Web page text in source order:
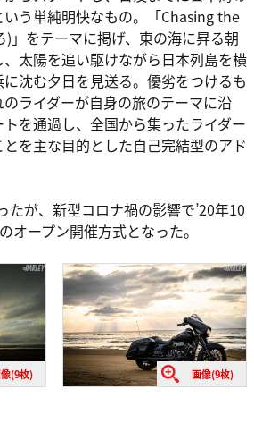
う単純明快なもの。「Chasing the
」をテーマに掲げ、東の海に昇る朝
太陽を追い駆けながら日本列島を横
沈む夕日を見送る。優劣をつけるも
ライダーが自身の旅のテーマに沿
を通過し、全国から集ったライダー
を主な目的とした自己完結型のアド
たが、新型コロナ禍の影響で’20年10
オープン開催方式となった。
(9枚) 画像(9枚)